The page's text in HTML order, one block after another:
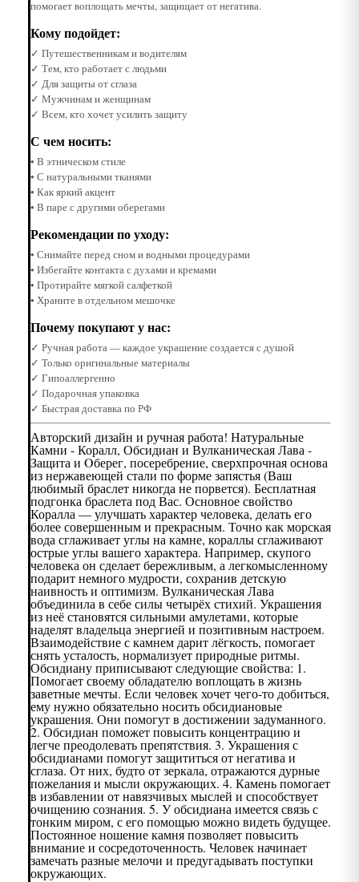
помогает воплощать мечты, защищает от негатива.
Кому подойдет:
✓ Путешественникам и водителям
✓ Тем, кто работает с людьми
✓ Для защиты от сглаза
✓ Мужчинам и женщинам
✓ Всем, кто хочет усилить защиту
С чем носить:
• В этническом стиле
• С натуральными тканями
• Как яркий акцент
• В паре с другими оберегами
Рекомендации по уходу:
• Снимайте перед сном и водными процедурами
• Избегайте контакта с духами и кремами
• Протирайте мягкой салфеткой
• Храните в отдельном мешочке
Почему покупают у нас:
✓ Ручная работа — каждое украшение создается с душой
✓ Только оригинальные материалы
✓ Гипоаллергенно
✓ Подарочная упаковка
✓ Быстрая доставка по РФ
Авторский дизайн и ручная работа! Натуральные
Камни - Коралл, Обсидиан и Вулканическая Лава -
Защита и Oберег, посеребрение, сверхпрочная основа
из нержавеющей стали по форме запястья (Ваш
любимый браслет никогда не порвется). Бесплатная
подгонка браслета под Вас. Основное свойство
Коралла — улучшать характер человека, делать его
более совершенным и прекрасным. Точно как морская
вода сглаживает углы на камне, кораллы сглаживают
острые углы вашего характера. Например, скупого
человека он сделает бережливым, а легкомысленному
подарит немного мудрости, сохранив детскую
наивность и оптимизм. Вулканическая Лава
объединила в себе силы четырёх стихий. Украшения
из неё становятся сильными амулетами, которые
наделят владельца энергией и позитивным настроем.
Взаимодействие с камнем дарит лёгкость, помогает
снять усталость, нормализует природные ритмы.
Обсидиану приписывают следующие свойства: 1.
Помогает своему обладателю воплощать в жизнь
заветные мечты. Если человек хочет чего-то добиться,
ему нужно обязательно носить обсидиановые
украшения. Они помогут в достижении задуманного.
2. Обсидиан поможет повысить концентрацию и
легче преодолевать препятствия. 3. Украшения с
обсидианами помогут защититься от негатива и
сглаза. От них, будто от зеркала, отражаются дурные
пожелания и мысли окружающих. 4. Камень помогает
в избавлении от навязчивых мыслей и способствует
очищению сознания. 5. У обсидиана имеется связь с
тонким миром, с его помощью можно видеть будущее.
Постоянное ношение камня позволяет повысить
внимание и сосредоточенность. Человек начинает
замечать разные мелочи и предугадывать поступки
окружающих.